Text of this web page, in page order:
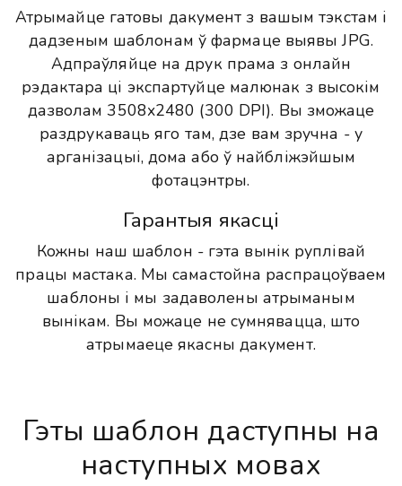
Атрымайце гатовы дакумент з вашым тэкстам і
дадзеным шаблонам ў фармаце выявы JPG.
Адпраўляйце на друк прама з онлайн
рэдактара ці экспартуйце малюнак з высокім
дазволам 3508x2480 (300 DPI). Вы зможаце
раздрукаваць яго там, дзе вам зручна - у
арганізацыі, дома або ў найбліжэйшым
фотацэнтры.
Гарантыя якасці
Кожны наш шаблон - гэта вынік руплівай
працы мастака. Мы самастойна распрацоўваем
шаблоны і мы задаволены атрыманым
вынікам. Вы можаце не сумнявацца, што
атрымаеце якасны дакумент.
Гэты шаблон даступны на
наступных мовах